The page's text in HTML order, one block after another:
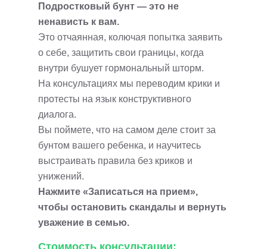
Подростковый бунт — это не
ненависть к вам.
Это отчаянная, колючая попытка заявить
о себе, защитить свои границы, когда
внутри бушует гормональный шторм.
На консультациях мы переводим крики и
протесты на язык конструктивного
диалога.
Вы поймете, что на самом деле стоит за
бунтом вашего ребенка, и научитесь
выстраивать правила без криков и
унижений.
Нажмите «Записаться на прием»,
чтобы остановить скандалы и вернуть
уважение в семью.
Стоимость консультации: